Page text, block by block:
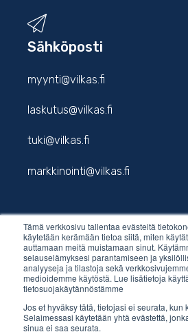
Tämä verkkosivu tallentaa evästeitä
käytetään kerämään tietoa siitä, miten
auttamaan meitä muistamaan sinut.
selauselämyksesi parantamiseen ja
analyyseja ja tilastoja sekä
medioidemme käytöstä. Lue lisätietoja
tietosuojakäytännöstämme
Jos et hyväksy tätä, tietojasi ei seurata, kun
Selaimessasi käytetään yhtä evästettä,
sinua ei saa seurata.
Sähköposti
myynti@vilkas.fi
laskutus@vilkas.fi
tuki@vilkas.fi
markkinointi@vilkas.fi
etunimi.sukunimi@vilkas.fi